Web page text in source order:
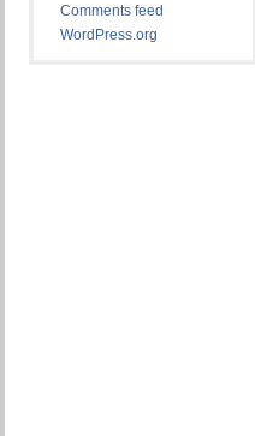
Comments feed
WordPress.org